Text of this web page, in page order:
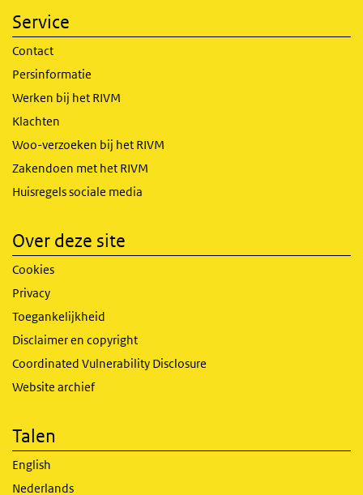
Service
Contact
Persinformatie
Werken bij het RIVM
Klachten
Woo-verzoeken bij het RIVM
Zakendoen met het RIVM
Huisregels sociale media
Over deze site
Cookies
Privacy
Toegankelijkheid
Disclaimer en copyright
Coordinated Vulnerability Disclosure
Website archief
Talen
English
Nederlands